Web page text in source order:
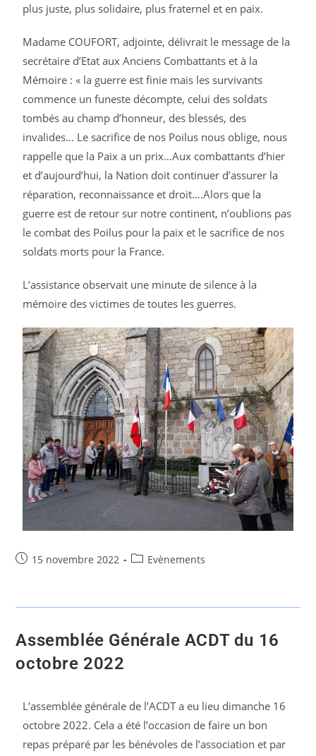
plus juste, plus solidaire, plus fraternel et en paix.
Madame COUFORT, adjointe, délivrait le message de la
secrétaire d’Etat aux Anciens Combattants et à la
Mémoire : « la guerre est finie mais les survivants
commence un funeste décompte, celui des soldats
tombés au champ d’honneur, des blessés, des
invalides… Le sacrifice de nos Poilus nous oblige, nous
rappelle que la Paix a un prix…Aux combattants d’hier
et d’aujourd’hui, la Nation doit continuer d’assurer la
réparation, reconnaissance et droit….Alors que la
guerre est de retour sur notre continent, n’oublions pas
le combat des Poilus pour la paix et le sacrifice de nos
soldats morts pour la France.
L’assistance observait une minute de silence à la
mémoire des victimes de toutes les guerres.
15 novembre 2022 Evènements
Assemblée Générale ACDT du 16
octobre 2022
L’assemblée générale de l’ACDT a eu lieu dimanche 16
octobre 2022. Cela a été l’occasion de faire un bon
repas préparé par les bénévoles de l’association et par